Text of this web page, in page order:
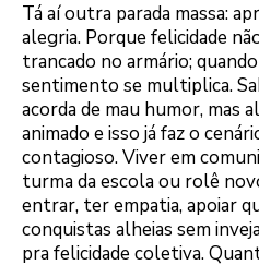
Tá aí outra parada massa:
alegria. Porque felicidade
trancado no armário;
sentimento se multiplica.
acorda de mau humor, mas
animado e isso já faz o
contagioso. Viver em
turma da escola ou rolê
entrar, ter empatia, apoiar
conquistas alheias sem
pra felicidade coletiva.